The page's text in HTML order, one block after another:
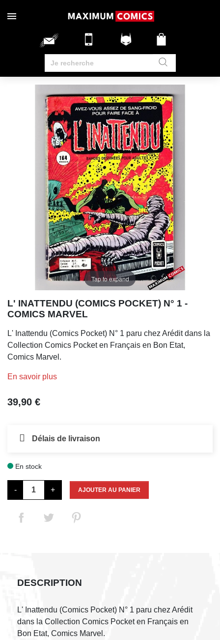
Tap to expand
L' INATTENDU (COMICS POCKET) N° 1 -
COMICS MARVEL
L' Inattendu (Comics Pocket) N° 1 paru chez Arédit dans la
Collection Comics Pocket en Français en Bon Etat,
Comics Marvel.
En savoir plus
39,90 €
Délais de livraison
En stock
- + AJOUTER AU PANIER
DESCRIPTION
L' Inattendu (Comics Pocket) N° 1 paru chez Arédit
dans la Collection Comics Pocket en Français en
Bon Etat, Comics Marvel.